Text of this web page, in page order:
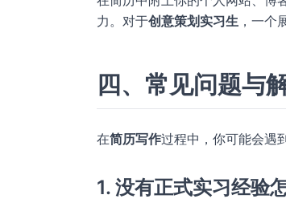
力。对于创意策划实习生 ，一个
四、常见问题与
在简历写作过程中，你可能会遇
1. 没有正式实习经验